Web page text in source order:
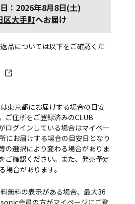
：2026年8月8日(土)
区大手町へお届け
品については以下をご確認くだ
東京都にお届けする場合の目安
ご住所をご登録済みのCLUB
ログインしている場合はマイペー
にお届けする場合の目安日となり
の選択により変わる場合がありま
ご確認ください。また、発売予定
場合があります。
無料の表示がある場合、最大36
会員の方がマイページにご登